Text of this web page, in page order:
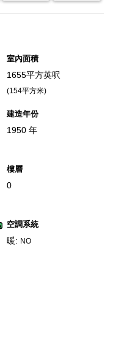
室內面積
1655平方英呎
(154平方米)
建造年份
1950 年
樓層
0
空調系統
暖: NO